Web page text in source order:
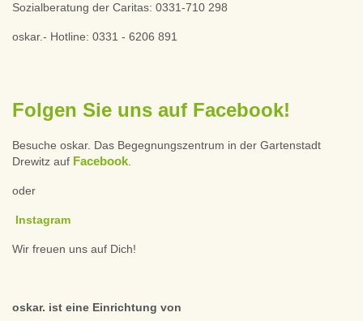
Sozialberatung der Caritas: 0331-710 298
oskar.- Hotline: 0331 - 6206 891
Folgen Sie uns auf Facebook!
Besuche oskar. Das Begegnungszentrum in der Gartenstadt
Drewitz auf Facebook
oder
Instagram
Wir freuen uns auf Dich!
oskar. ist eine Einrichtung von